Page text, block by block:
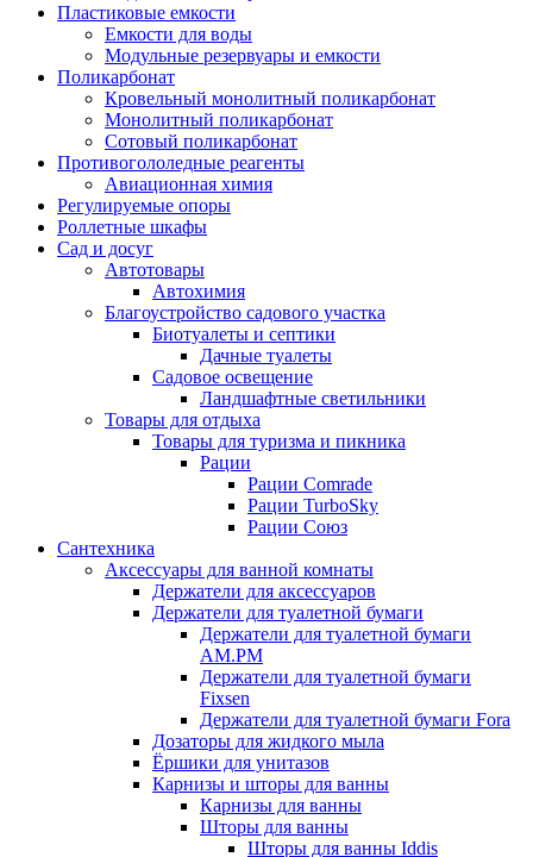
Пластиковые емкости
Емкости для воды
Модульные резервуары и емкости
Поликарбонат
Кровельный монолитный поликарбонат
Монолитный поликарбонат
Сотовый поликарбонат
Противогололедные реагенты
Авиационная химия
Регулируемые опоры
Роллетные шкафы
Сад и досуг
Автотовары
Автохимия
Благоустройство садового участка
Биотуалеты и септики
Дачные туалеты
Садовое освещение
Ландшафтные светильники
Товары для отдыха
Товары для туризма и пикника
Рации
Рации Comrade
Рации TurboSky
Рации Союз
Сантехника
Аксессуары для ванной комнаты
Держатели для аксессуаров
Держатели для туалетной бумаги
Держатели для туалетной бумаги
AM.PM
Держатели для туалетной бумаги
Fixsen
Держатели для туалетной бумаги Fora
Дозаторы для жидкого мыла
Ёршики для унитазов
Карнизы и шторы для ванны
Карнизы для ванны
Шторы для ванны
Шторы для ванны Iddis